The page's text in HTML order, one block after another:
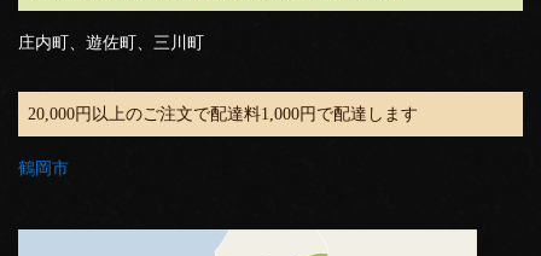
庄内町、遊佐町、三川町
20,000円以上のご注文で配達料1,000円で配達します
鶴岡市